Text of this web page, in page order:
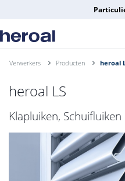
Verwerkers Producten heroal
heroal LS
Klapluiken, Schuifluiken